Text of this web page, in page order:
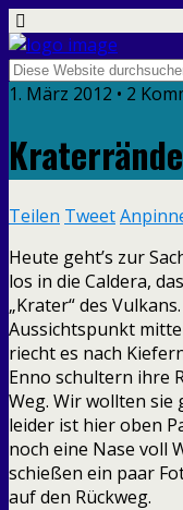
1. März 2012 • 2
Teilen Tweet
Heute geht’s zur
los in die Caldera,
„Krater“ des
Aussichtspunkt
riecht es nach
Enno schultern ihre
Weg. Wir wollten sie
leider ist hier oben
noch eine Nase voll
schießen ein paar
auf den Rückweg.